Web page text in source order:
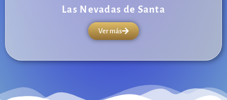
Las Nevadas de Santa
Ver más